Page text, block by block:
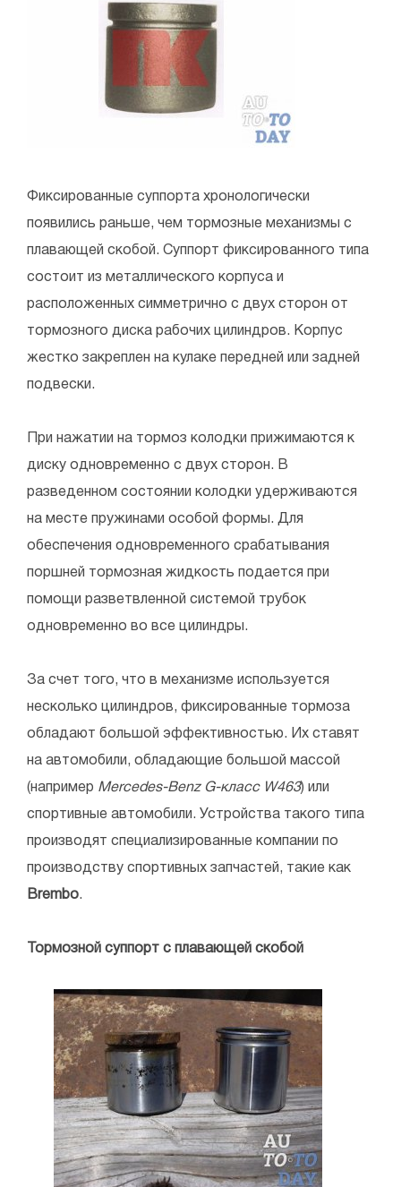
Фиксированные суппорта хронологически
появились раньше, чем тормозные механизмы с
плавающей скобой. Суппорт фиксированного типа
состоит из металлического корпуса и
расположенных симметрично с двух сторон от
тормозного диска рабочих цилиндров. Корпус
жестко закреплен на кулаке передней или задней
подвески.
При нажатии на тормоз колодки прижимаются к
диску одновременно с двух сторон. В
разведенном состоянии колодки удерживаются
на месте пружинами особой формы. Для
обеспечения одновременного срабатывания
поршней тормозная жидкость подается при
помощи разветвленной системой трубок
одновременно во все цилиндры.
За счет того, что в механизме используется
несколько цилиндров, фиксированные тормоза
обладают большой эффективностью. Их ставят
на автомобили, обладающие большой массой
(например Mercedes-Benz G-класс W463) или
спортивные автомобили. Устройства такого типа
производят специализированные компании по
производству спортивных запчастей, такие как
Brembo.
Тормозной суппорт с плавающей скобой